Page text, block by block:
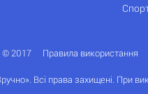
© 2017 Правила використання
Всі права захищені. При